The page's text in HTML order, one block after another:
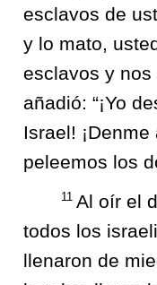
esclavos de
y lo mato,
esclavos y nos
añadió: “¡Yo
Israel!
peleemos los
11 Al oír el
todos los
llenaron de